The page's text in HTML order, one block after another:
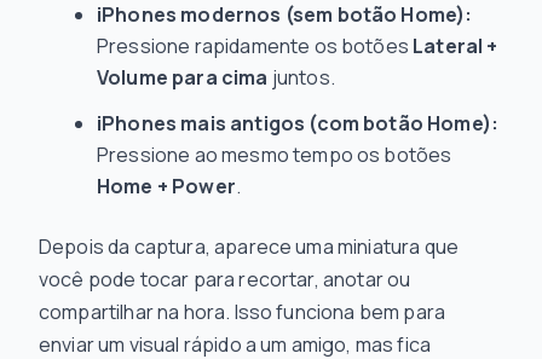
iPhones modernos (sem botão Home):
Pressione rapidamente os botões Lateral +
Volume para cima juntos.
iPhones mais antigos (com botão Home):
Pressione ao mesmo tempo os botões
Home + Power.
Depois da captura, aparece uma miniatura que
você pode tocar para recortar, anotar ou
compartilhar na hora. Isso funciona bem para
enviar um visual rápido a um amigo, mas fica